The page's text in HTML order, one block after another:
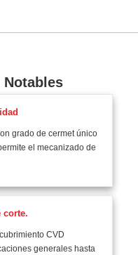
grado de cermet único
el mecanizado de
corte.
CVD
generales hasta